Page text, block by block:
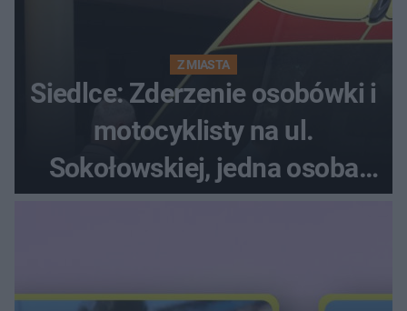
Z MIASTA
Siedlce: Zderzenie osobówki i
motocyklisty na ul.
Sokołowskiej, jedna osoba